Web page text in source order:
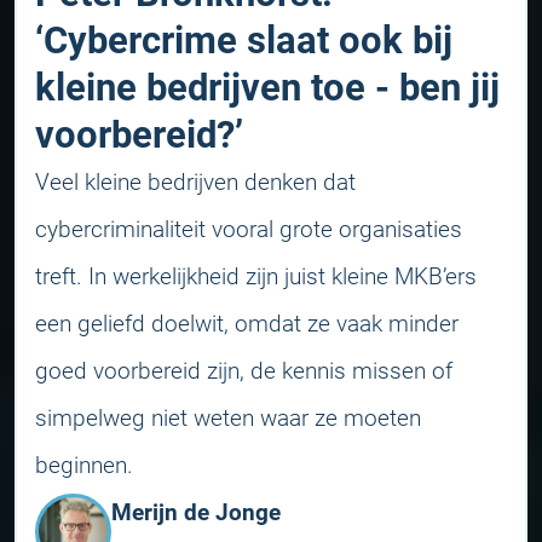
‘Cybercrime slaat ook bij
kleine bedrijven toe - ben jij
voorbereid?’
Veel kleine bedrijven denken dat
cybercriminaliteit vooral grote organisaties
treft. In werkelijkheid zijn juist kleine MKB’ers
een geliefd doelwit, omdat ze vaak minder
goed voorbereid zijn, de kennis missen of
simpelweg niet weten waar ze moeten
beginnen.
Merijn de Jonge